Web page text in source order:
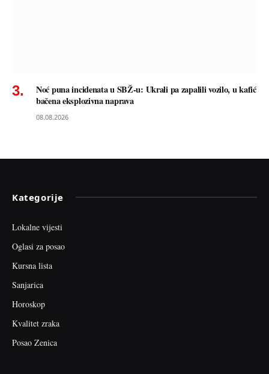
Noć puna incidenata u SBŽ-u: Ukrali pa zapalili vozilo, u kafić
bačena eksplozivna naprava
08.08.2026
Kategorije
Lokalne vijesti
Oglasi za posao
Kursna lista
Sanjarica
Horoskop
Kvalitet zraka
Posao Zenica